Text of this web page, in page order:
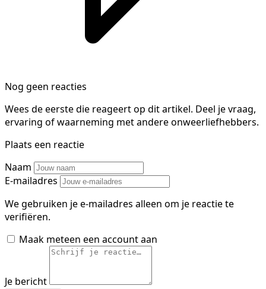
Nog geen reacties
Wees de eerste die reageert op dit artikel. Deel je vraag,
ervaring of waarneming met andere onweerliefhebbers.
Plaats een reactie
Naam
E-mailadres
We gebruiken je e-mailadres alleen om je reactie te
verifiëren.
Maak meteen een account aan
Je bericht